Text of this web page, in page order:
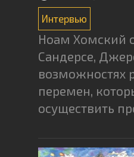
Интервью
Ноам Хомский
Сандерсе,
возможностях
перемен,
осуществить